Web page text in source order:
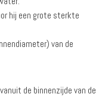
hij een grote sterkte
van de
de binnenzijde van de